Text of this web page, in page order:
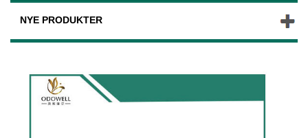
NYE PRODUKTER